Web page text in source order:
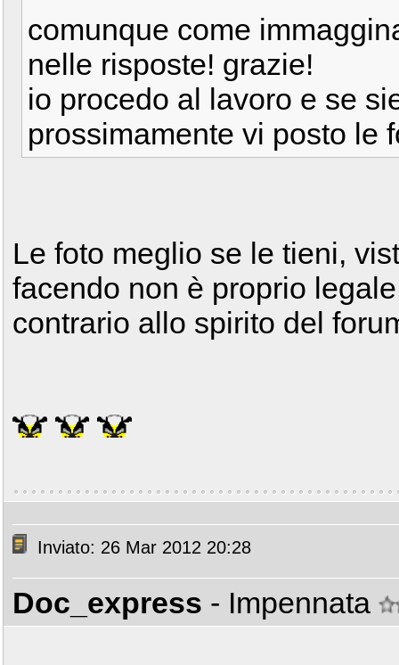
comunque come
nelle risposte! grazie!
io procedo al lavoro e se
prossimamente vi posto le
Le foto meglio se le tieni,
facendo non è proprio
contrario allo spirito del
Inviato: 26 Mar 2012 20:28
Doc_express - Impennata